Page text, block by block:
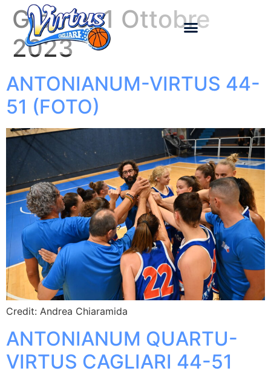
Giorno:1 Ottobre
2023
ANTONIANUM-VIRTUS 44-
51 (FOTO)
Credit: Andrea Chiaramida
ANTONIANUM QUARTU-
VIRTUS CAGLIARI 44-51